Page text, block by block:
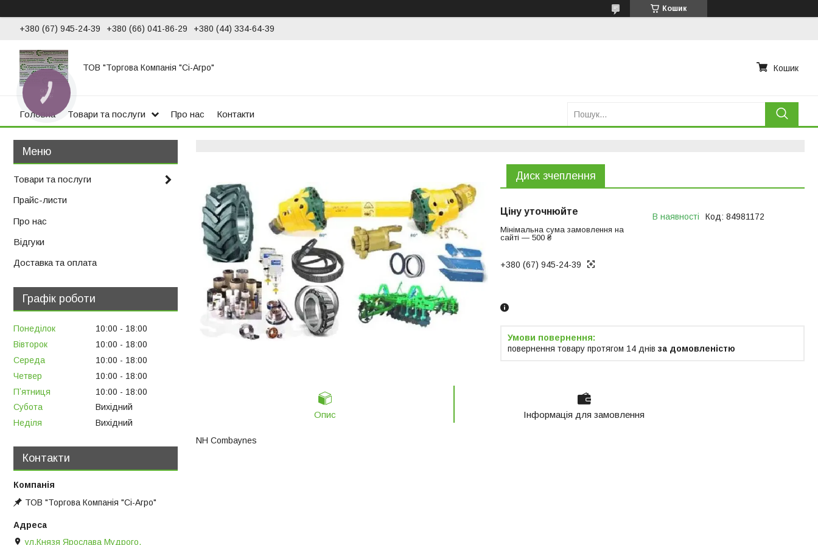
Кошик
+380 (67) 945-24-39 +380 (66) 041-86-29 +380 (44) 334-64-39
ТОВ "Торгова Компанія "Сі-Агро" Кошик
Головна Товари та послуги Про нас Контакти
Диск зчеплення
Ціну уточнюйте
Мінімальна сума замовлення на
сайті — 500 ₴
В наявності Код: 84981172
+380 (67) 945-24-39
повернення товару протягом 14 днів за домовленістю
Опис Інформація для замовлення
NH Combaynes
Товари та послуги
Прайс-листи
Про нас
Відгуки
Доставка та оплата
Графік роботи
Понеділок 10:00
18:00
Вівторок
10:00
18:00
Середа
10:00
18:00
Четвер
10:00
18:00
Пʼятниця
10:00
18:00
Субота
Вихідний
Неділя
Вихідний
Контакти
ТОВ "Торгова Компанія "Сі-Агро"
ул.Князя Ярослава Мудрого,
КНОПКА
ЗВ'ЯЗКУ